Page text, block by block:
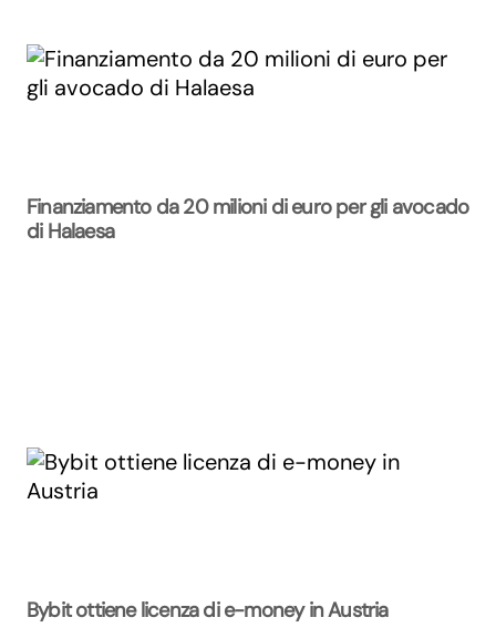
Finanziamento da 20 milioni di euro per gli avocado
di Halaesa
Bybit ottiene licenza di e-money in Austria